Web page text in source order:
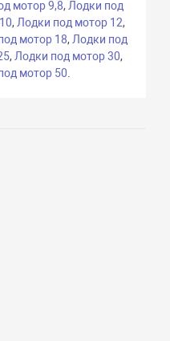
мотор 9,8, Лодки под
, Лодки под мотор 12,
мотор 18, Лодки под
, Лодки под мотор 30,
мотор 50